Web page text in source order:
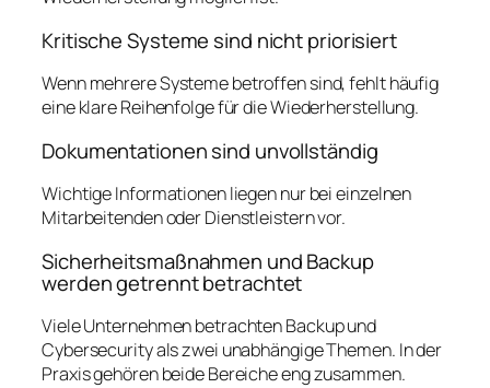
Kritische Systeme sind nicht priorisiert
Wenn mehrere Systeme betroffen sind, fehlt häufig
eine klare Reihenfolge für die Wiederherstellung.
Dokumentationen sind unvollständig
Wichtige Informationen liegen nur bei einzelnen
Mitarbeitenden oder Dienstleistern vor.
Sicherheitsmaßnahmen und Backup
werden getrennt betrachtet
Viele Unternehmen betrachten Backup und
Cybersecurity als zwei unabhängige Themen. In der
Praxis gehören beide Bereiche eng zusammen.